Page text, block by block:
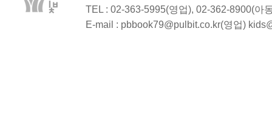
TEL : 02-363-5995(영업), 02-362-8900(아
E-mail : pbbook79@pulbit.co.kr(영업)